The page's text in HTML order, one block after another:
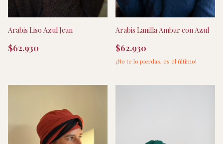
Arabis Liso Azul Jean
$62.930
Arabis Lanilla Ambar con Azul
$62.930
¡No te lo pierdas, es el último!